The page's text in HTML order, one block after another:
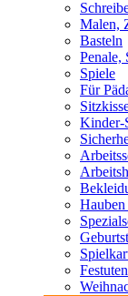
Malen,
Basteln
Penale,
Spiele
Für
Kinder-
Hauben